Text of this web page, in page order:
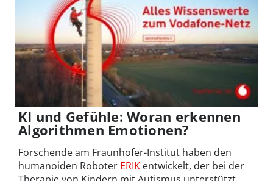
KI und Gefühle: Woran erkennen
Algorithmen Emotionen?
Forschende am Fraunhofer-Institut haben den
humanoiden Roboter ERIK entwickelt, der bei der